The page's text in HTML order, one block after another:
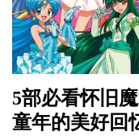
5部必看怀旧
童年的美好回